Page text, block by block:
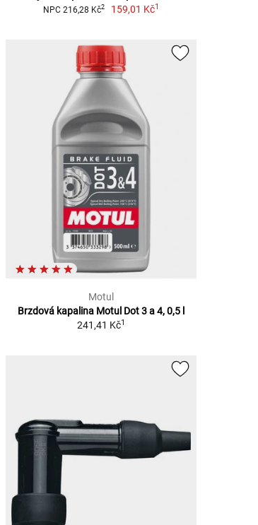
NPC 216,28 Kč2 159,01 Kč1
Motul
Brzdová kapalina Motul Dot 3 a 4, 0,5 l
241,41 Kč1